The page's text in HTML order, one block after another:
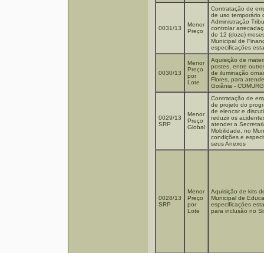
0031/13
Menor
Preço
Contratação de
de uso temporário
Administração
controlar
de 12 (doze)
Municipal de
especificações
0030/13
Menor
Preço
por
Lote
Aquisição de
postes, entre
de iluminação
Flores, para
Goiânia - COMURG
0029/13
SRP
Menor
Preço
Global
Contratação de
de projeto do
de elencar e
reduzir os
atender a
Mobilidade, no
condições e
seus Anexos
0028/13
SRP
Menor
Preço
por
Lote
Aquisição de kits
Municipal de
especificações
para inclusão no